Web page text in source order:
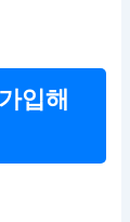
입해